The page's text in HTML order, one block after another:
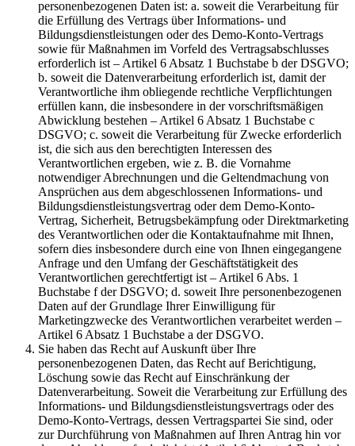
personenbezogenen Daten ist: a. soweit die Verarbeitung für
die Erfüllung des Vertrags über Informations- und
Bildungsdienstleistungen oder des Demo-Konto-Vertrags
sowie für Maßnahmen im Vorfeld des Vertragsabschlusses
erforderlich ist – Artikel 6 Absatz 1 Buchstabe b der DSGVO;
b. soweit die Datenverarbeitung erforderlich ist, damit der
Verantwortliche ihm obliegende rechtliche Verpflichtungen
erfüllen kann, die insbesondere in der vorschriftsmäßigen
Abwicklung bestehen – Artikel 6 Absatz 1 Buchstabe c
DSGVO; c. soweit die Verarbeitung für Zwecke erforderlich
ist, die sich aus den berechtigten Interessen des
Verantwortlichen ergeben, wie z. B. die Vornahme
notwendiger Abrechnungen und die Geltendmachung von
Ansprüchen aus dem abgeschlossenen Informations- und
Bildungsdienstleistungsvertrag oder dem Demo-Konto-
Vertrag, Sicherheit, Betrugsbekämpfung oder Direktmarketing
des Verantwortlichen oder die Kontaktaufnahme mit Ihnen,
sofern dies insbesondere durch eine von Ihnen eingegangene
Anfrage und den Umfang der Geschäftstätigkeit des
Verantwortlichen gerechtfertigt ist – Artikel 6 Abs. 1
Buchstabe f der DSGVO; d. soweit Ihre personenbezogenen
Daten auf der Grundlage Ihrer Einwilligung für
Marketingzwecke des Verantwortlichen verarbeitet werden –
Artikel 6 Absatz 1 Buchstabe a der DSGVO.
Sie haben das Recht auf Auskunft über Ihre
personenbezogenen Daten, das Recht auf Berichtigung,
Löschung sowie das Recht auf Einschränkung der
Datenverarbeitung. Soweit die Verarbeitung zur Erfüllung des
Informations- und Bildungsdienstleistungsvertrags oder des
Demo-Konto-Vertrags, dessen Vertragspartei Sie sind, oder
zur Durchführung von Maßnahmen auf Ihren Antrag hin vor